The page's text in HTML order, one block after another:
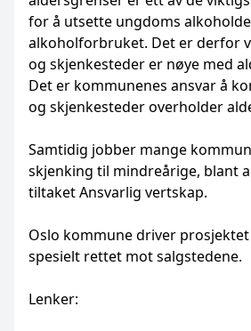
for å utsette ungdoms
alkoholforbruket. Det er derfor
og skjenkesteder er nøye med
Det er kommunenes ansvar å
og skjenkesteder overholder
Samtidig jobber mange
skjenking til mindreårige, blant
tiltaket Ansvarlig vertskap.
Oslo kommune driver
spesielt rettet mot salgstedene.
Lenker: